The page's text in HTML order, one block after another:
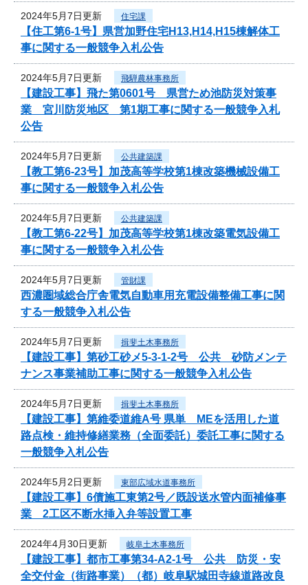
2024年5月7日更新 住宅課
【住工第6-1号】県営加野住宅H13,H14,H15棟解体工
事に関する一般競争入札公告
2024年5月7日更新 飛騨農林事務所
【建設工事】飛た第0601号 県営ため池防災対策事
業 宮川防災地区 第1期工事に関する一般競争入札
公告
2024年5月7日更新 公共建築課
【教工第6-23号】加茂高等学校第1棟改築機械設備工
事に関する一般競争入札公告
2024年5月7日更新 公共建築課
【教工第6-22号】加茂高等学校第1棟改築電気設備工
事に関する一般競争入札公告
2024年5月7日更新 管財課
西濃圏域総合庁舎電気自動車用充電設備整備工事に関
する一般競争入札公告
2024年5月7日更新 揖斐土木事務所
【建設工事】第砂工砂メ5-3-1-2号 公共 砂防メンテ
ナンス事業補助工事に関する一般競争入札公告
2024年5月7日更新 揖斐土木事務所
【建設工事】第維委道維A号 県単 MEを活用した道
路点検・維持修繕業務（全面委託）委託工事に関する
一般競争入札公告
2024年5月2日更新 東部広域水道事務所
【建設工事】6債施工東第2号／既設送水管内面補修事
業 2工区不断水挿入弁等設置工事
2024年4月30日更新 岐阜土木事務所
【建設工事】都市工事第34-A2-1号 公共 防災・安
全交付金（街路事業）（都）岐阜駅城田寺線道路改良